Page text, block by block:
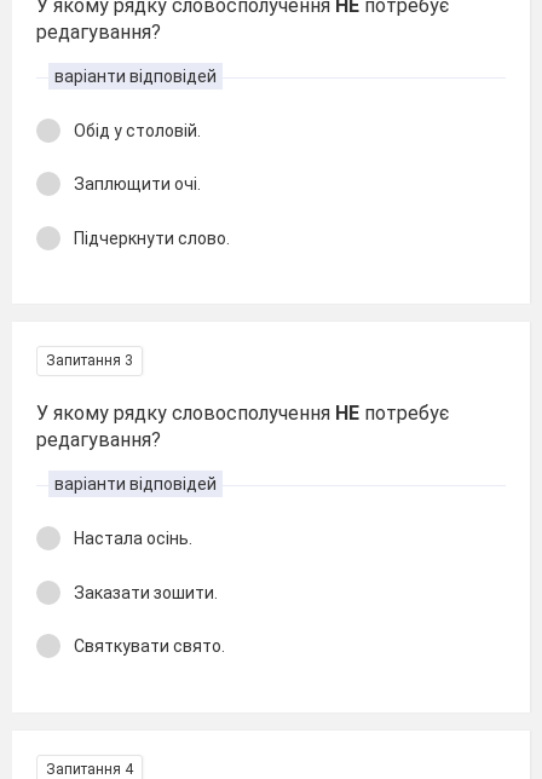
У якому рядку словосполучення НЕ потребує
редагування?
варіанти відповідей
Обід у столовій.
Заплющити очі.
Підчеркнути слово.
Запитання 3
У якому рядку словосполучення НЕ потребує
редагування?
варіанти відповідей
Настала осінь.
Заказати зошити.
Святкувати свято.
Запитання 4